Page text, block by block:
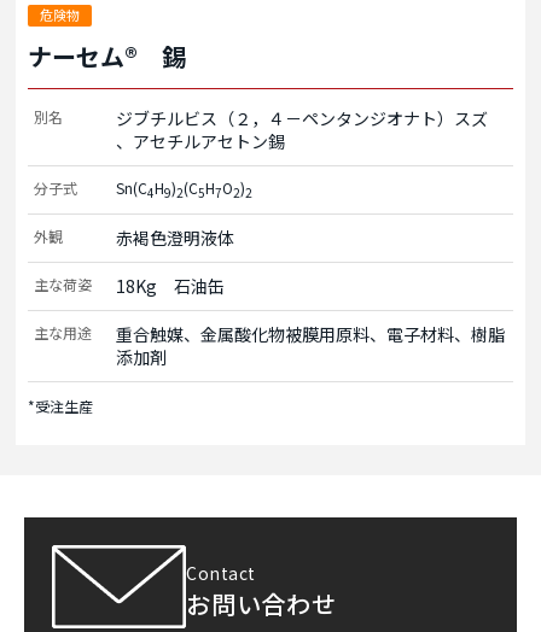
危険物
ナーセム® 錫
別名
ジブチルビス（２，４－ペンタンジオナト）スズ
アセチルアセトン錫
分子式 Sn(C4H9)2(C5H7O2)2
外観 赤褐色澄明液体
主な荷姿 18Kg　石油缶
主な用途
重合触媒、金属酸化物被膜用原料、電子材料、樹脂
添加剤
*受注生産
Contact
お問い合わせ